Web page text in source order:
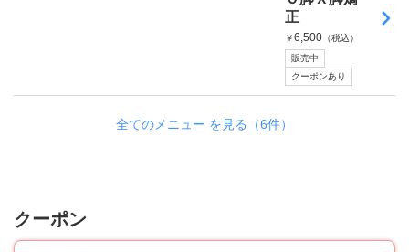
正
￥6,500 （税込）
販売中
クーポンあり
全てのメニュー を見る（6件）
クーポン